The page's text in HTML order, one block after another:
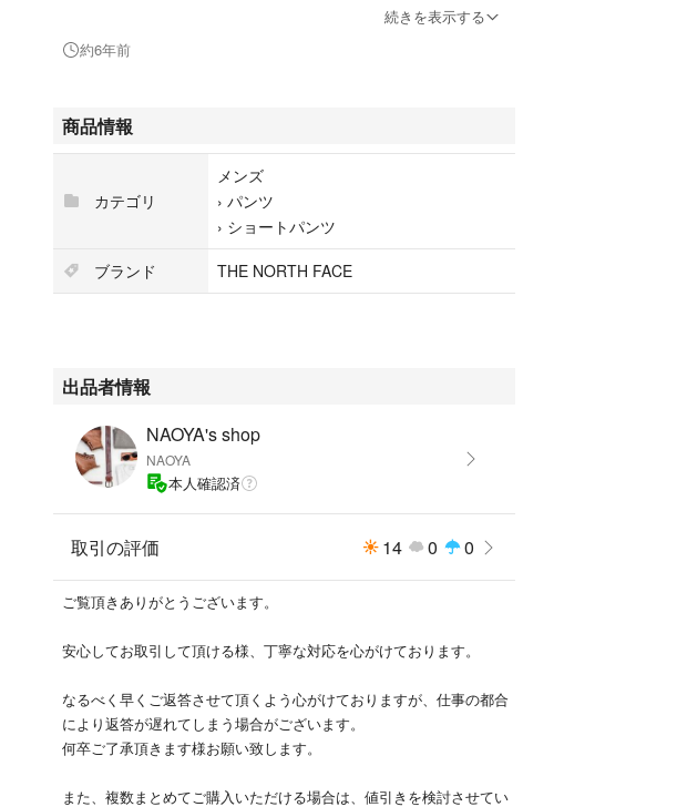
綺麗な状態を維持できていると思います。
■元値
15,400円
■ブランド
THE NORTH FACE ノースフェイス
■商品番号
S
（以下、実寸）
ウエスト80、股上27.5、股下22、裾まわり46、もも周り54、ヒップ92
ZOZOのサイズガイドに従い測りました。
素人採寸のため、多少の誤差はご了承ください。
■出品理由
太ってきた影響でサイズ的にきつくなってきたので
ご検討よろしくお願いいたします。
ストレッチ性の高い素材を使用し、やや細めのバミューダショーツの
続きを表示する
約6年前
商品情報
カテゴリ
メンズ
› パンツ
› ショートパンツ
ブランド
THE NORTH FACE
出品者情報
NAOYA's shop
NAOYA
本人確認済
取引の評価 14 0 0
ご覧頂きありがとうございます。
安心してお取引して頂ける様、丁寧な対応を心がけております。
なるべく早くご返答させて頂くよう心がけておりますが、仕事の都合
により返答が遅れてしまう場合がございます。
何卒ご了承頂きます様お願い致します。
また、複数まとめてご購入いただける場合は、値引きを検討させてい